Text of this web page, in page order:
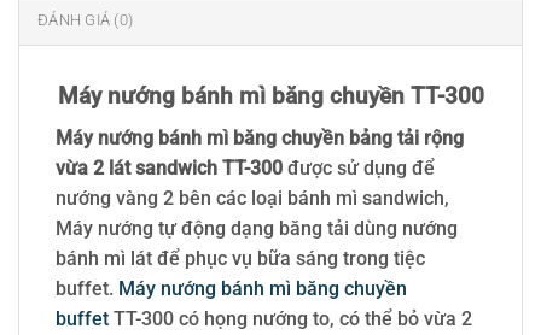
ĐÁNH GIÁ (0)
Máy nướng bánh mì băng chuyền TT-300
Máy nướng bánh mì băng chuyền bảng tải rộng
vừa 2 lát sandwich TT-300 được sử dụng để
nướng vàng 2 bên các loại bánh mì sandwich,
Máy nướng tự động dạng băng tải dùng nướng
bánh mì lát để phục vụ bữa sáng trong tiệc
buffet. Máy nướng bánh mì băng chuyền
buffet TT-300 có họng nướng to, có thể bỏ vừa 2